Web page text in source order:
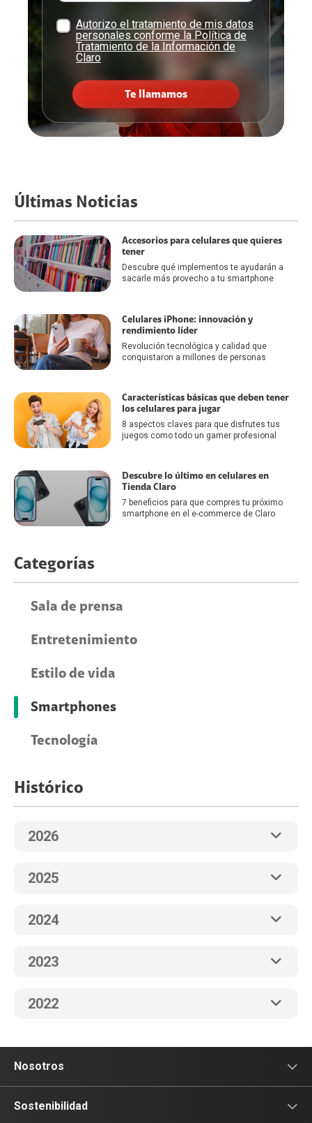
Autorizo el tratamiento de mis datos
personales conforme la Política de
Tratamiento de la Información de
Claro
Te llamamos
Últimas Noticias
Accesorios para celulares que quieres
tener
Descubre qué implementos te ayudarán a
sacarle más provecho a tu smartphone
Celulares iPhone: innovación y
rendimiento líder
Revolución tecnológica y calidad que
conquistaron a millones de personas
Características básicas que deben tener
los celulares para jugar
8 aspectos claves para que disfrutes tus
juegos como todo un gamer profesional
Descubre lo último en celulares en
Tienda Claro
7 beneficios para que compres tu próximo
smartphone en el e-commerce de Claro
Categorías
Sala de prensa
Entretenimiento
Estilo de vida
Smartphones
Tecnología
Histórico
2026
2025
2024
2023
2022
Nosotros
Sala de prensa
Sostenibilidad